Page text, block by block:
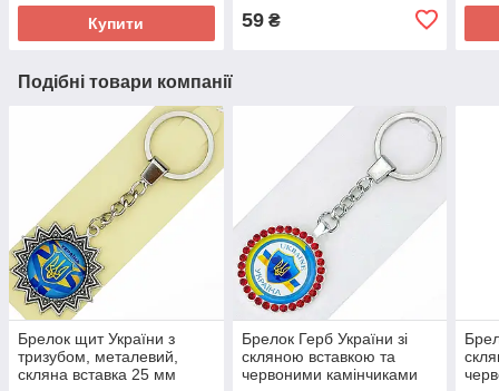
Купити 59₴
Подібні товари компанії
Брелок щит України з
тризубом, металевий,
скляна вставка 25 мм
Брелок Герб України зі
скляною вставкою та
червоними камінчиками